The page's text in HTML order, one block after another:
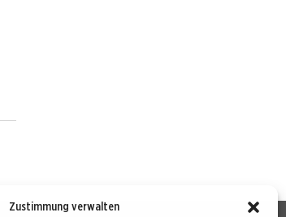
Zustimmung verwalten